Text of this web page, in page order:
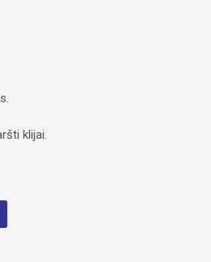
klijai.